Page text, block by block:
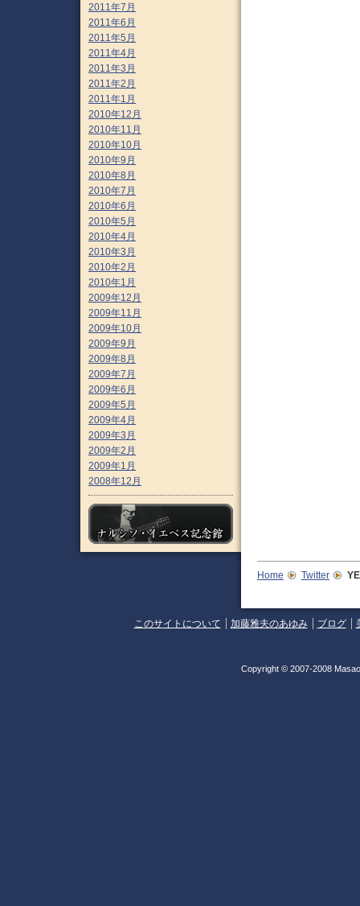
2011年7月
2011年6月
2011年5月
2011年4月
2011年3月
2011年2月
2011年1月
2010年12月
2010年11月
2010年10月
2010年9月
2010年8月
2010年7月
2010年6月
2010年5月
2010年4月
2010年3月
2010年2月
2010年1月
2009年12月
2009年11月
2009年10月
2009年9月
2009年8月
2009年7月
2009年6月
2009年5月
2009年4月
2009年3月
2009年2月
2009年1月
2008年12月
Home Twitter
このサイトについて 加藤雅夫のあゆみ ブログ
Copyright © 2007-2008